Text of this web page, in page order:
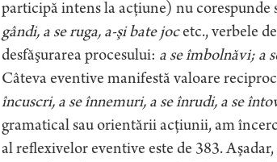
participă intens la acţiune) nu
gândi, a se ruga, a-şi bate jocetc., verbele
desfăşurarea procesului: a se îmbolnăvi; a
Câteva eventive manifestă valoare
încuscri, a se înnemuri, a se înrudi, a se
gramatical sau orientării acţiunii, am
al reflexivelor eventive este de 383.